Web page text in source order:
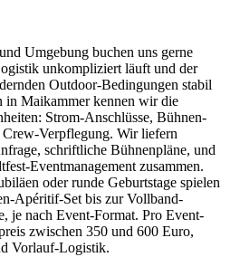
Umgebung buchen uns gerne
unkompliziert läuft und der
Outdoor-Bedingungen stabil
in Maikammer kennen wir die
Strom-Anschlüsse, Bühnen-
Verpflegung. Wir liefern
schriftliche Bühnenpläne, und
Eventmanagement zusammen.
oder runde Geburtstage spielen
Apéritif-Set bis zur Vollband-
je nach Event-Format. Pro Event-
zwischen 350 und 600 Euro,
Vorlauf-Logistik.